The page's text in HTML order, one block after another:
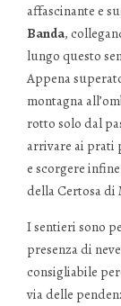
affascinante e
Banda,
lungo questo
Appena
montagna
rotto solo dal
arrivare ai prati
e scorgere
della Certosa di
I sentieri sono
presenza di
consigliabile
via delle